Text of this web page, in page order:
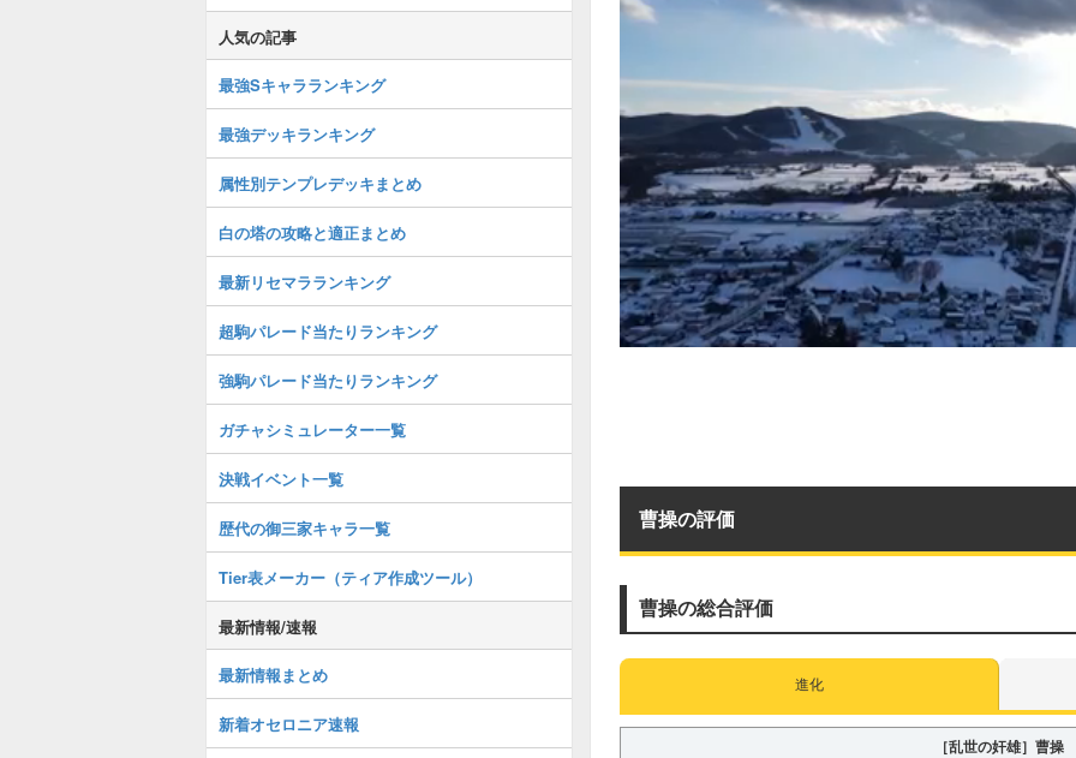
曹操の評価
曹操の総合評価
進化
［乱世の奸雄］曹操
人気の記事
最強Sキャラランキング
最強デッキランキング
属性別テンプレデッキまとめ
白の塔の攻略と適正まとめ
最新リセマラランキング
超駒パレード当たりランキング
強駒パレード当たりランキング
ガチャシミュレーター一覧
決戦イベント一覧
歴代の御三家キャラ一覧
Tier表メーカー（ティア作成ツール）
最新情報/速報
最新情報まとめ
新着オセロニア速報